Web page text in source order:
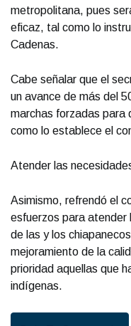
metropolitana, pues
eficaz, tal como lo
Cadenas.
Cabe señalar que el
un avance de más del
marchas forzadas para
como lo establece el
Atender las
Asimismo, refrendó el
esfuerzos para atender
de las y los
mejoramiento de la
prioridad aquellas que
indígenas.